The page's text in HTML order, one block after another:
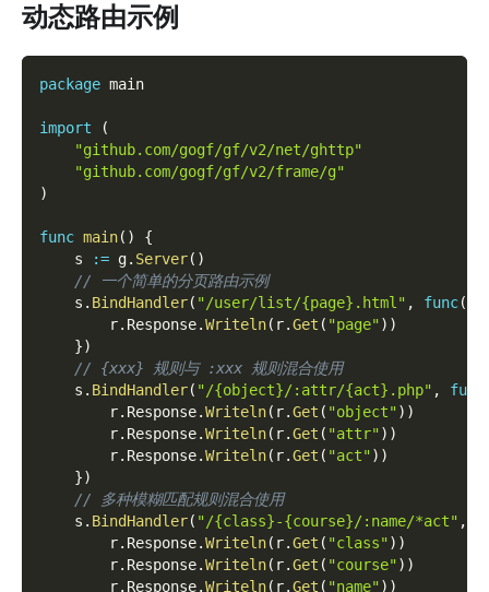
动态路由示例
package main
import
(
"github.com/gogf/gf/v2/net/ghttp"
"github.com/gogf/gf/v2/frame/g"
)
func main( )
{
    s
:= g. Server( )
// 一个简单的分页路由示例
    s
. BindHandler( "/user/list/{page}.html" , func(
        r
. Response.Writeln( r.Get ( "page") )
})
// {xxx} 规则与 :xxx 规则混合使用
    s
. BindHandler( "/{object}/:attr/{act}.php" , func
        r
. Response.Writeln( r.Get ( "object") )
        r
. Response.Writeln( r.Get ( "attr") )
        r
. Response.Writeln( r.Get ( "act") )
})
// 多种模糊匹配规则混合使用
    s
. BindHandler( "/{class}-{course}/:name/*act" ,
        r
. Response.Writeln( r.Get ( "class") )
        r
. Response.Writeln( r.Get ( "course") )
        r
. Response.Writeln( r.Get ( "name") )